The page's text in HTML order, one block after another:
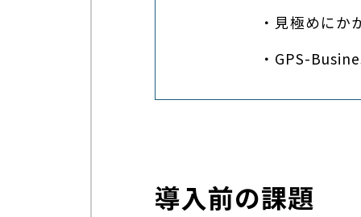
・見極めにか
・GPS-
導入前の課題